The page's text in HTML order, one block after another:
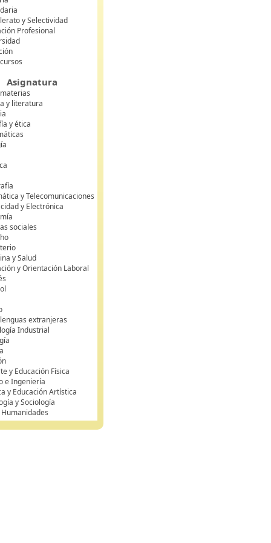
y Selectividad
Profesional
Asignatura
y literatura
y ética
y Telecomunicaciones
y Electrónica
sociales
y Salud
y Orientación Laboral
extranjeras
Industrial
y Educación Física
e Ingeniería
y Educación Artística
y Sociología